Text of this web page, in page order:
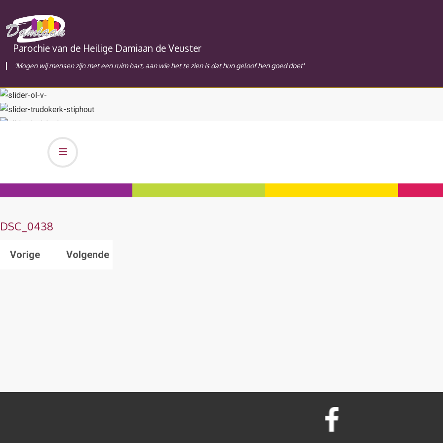
Parochie van de Heilige Damiaan de Veuster
'Mogen wij mensen zijn met een ruim hart, aan wie het te zien is dat hun geloof hen goed doet'
DSC_0438
Vorige Volgende